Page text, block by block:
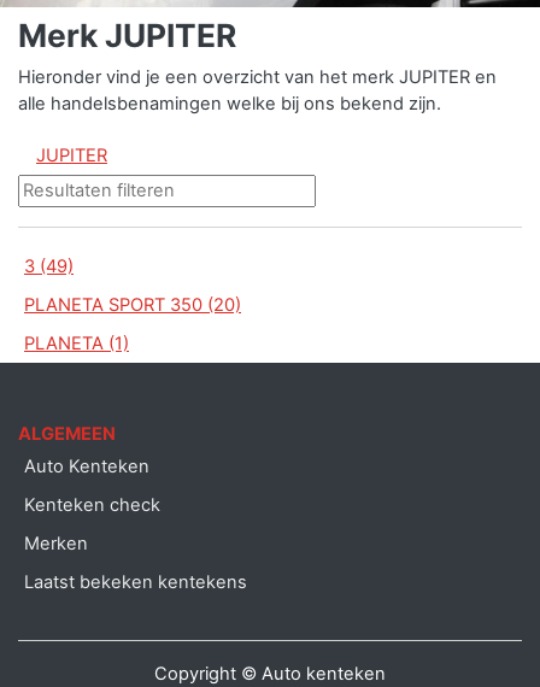
Merk JUPITER
Hieronder vind je een overzicht van het merk JUPITER en
alle handelsbenamingen welke bij ons bekend zijn.
JUPITER
3 (49)
PLANETA SPORT 350 (20)
PLANETA (1)
ALGEMEEN
Auto Kenteken
Kenteken check
Merken
Laatst bekeken kentekens
Copyright © Auto kenteken